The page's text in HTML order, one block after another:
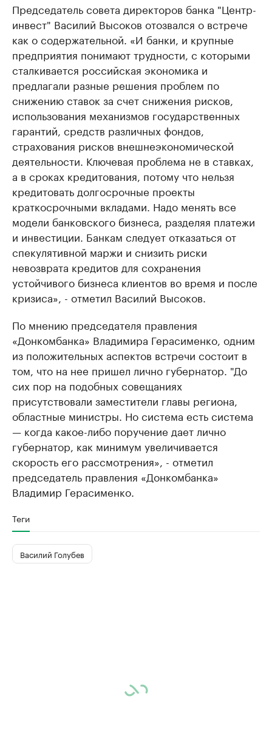
Председатель совета директоров банка "Центр-
инвест" Василий Высоков отозвался о встрече
как о содержательной. «И банки, и крупные
предприятия понимают трудности, с которыми
сталкивается российская экономика и
предлагали разные решения проблем по
снижению ставок за счет снижения рисков,
использования механизмов государственных
гарантий, средств различных фондов,
страхования рисков внешнеэкономической
деятельности. Ключевая проблема не в ставках,
а в сроках кредитования, потому что нельзя
кредитовать долгосрочные проекты
краткосрочными вкладами. Надо менять все
модели банковского бизнеса, разделяя платежи
и инвестиции. Банкам следует отказаться от
спекулятивной маржи и снизить риски
невозврата кредитов для сохранения
устойчивого бизнеса клиентов во время и после
кризиса», - отметил Василий Высоков.
По мнению председателя правления
«Донкомбанка» Владимира Герасименко, одним
из положительных аспектов встречи состоит в
том, что на нее пришел лично губернатор. "До
сих пор на подобных совещаниях
присутствовали заместители главы региона,
областные министры. Но система есть система
— когда какое-либо поручение дает лично
губернатор, как минимум увеличивается
скорость его рассмотрения», - отметил
председатель правления «Донкомбанка»
Владимир Герасименко.
Теги
Василий Голубев